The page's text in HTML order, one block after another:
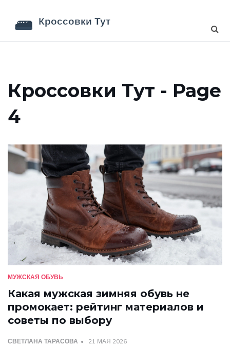
Кроссовки Тут - Page
4
МУЖСКАЯ ОБУВЬ
Какая мужская зимняя обувь не
промокает: рейтинг материалов и
советы по выбору
СВЕТЛАНА ТАРАСОВА 21 МАЯ 2026